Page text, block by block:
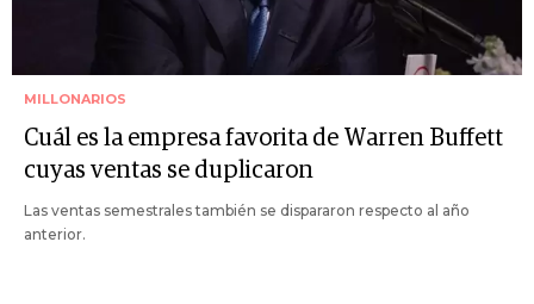
MILLONARIOS
Cuál es la empresa favorita de Warren Buffett
cuyas ventas se duplicaron
Las ventas semestrales también se dispararon respecto al año
anterior.